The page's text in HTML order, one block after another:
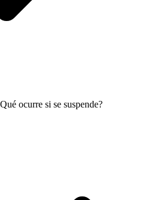
ocurre si se suspende?